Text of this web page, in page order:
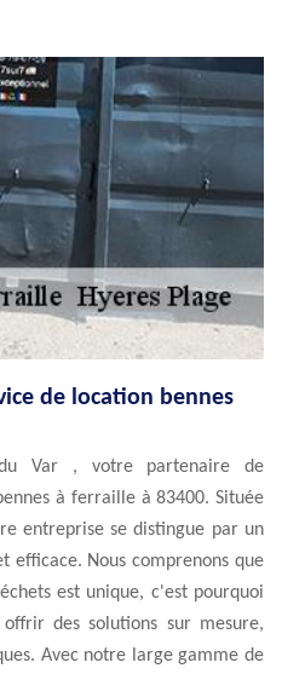
de location bennes
du Var , votre partenaire de
à ferraille à 83400. Située
entreprise se distingue par un
efficace. Nous comprenons que
est unique, c'est pourquoi
des solutions sur mesure,
Avec notre large gamme de